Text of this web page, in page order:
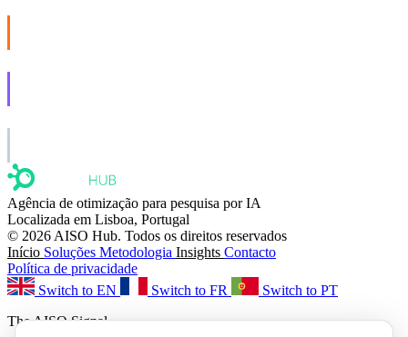
Agência de otimização para pesquisa por IA
Localizada em Lisboa, Portugal
© 2026 AISO Hub. Todos os direitos reservados
Início Soluções Metodologia Insights Contacto
Política de privacidade
Switch to EN
Switch to FR
Switch to PT
The AISO Signal